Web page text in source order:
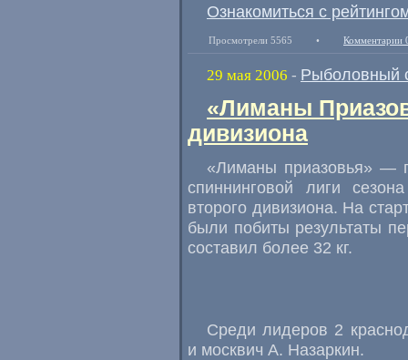
Ознакомиться с
Просмотрели 5565 • Комментарии
29 мая 2006 - Рыболовный
«Лиманы
дивизиона
«Лиманы приазовья» —
спиннинговой лиги
второго дивизиона. На
были побиты результаты
составил более 32 кг.
Среди лидеров 2
и москвич А. Назаркин.